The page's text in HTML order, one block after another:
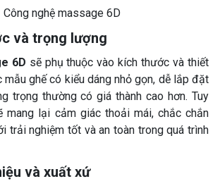
Công nghệ massage 6D
và trọng lượng
6D sẽ phụ thuộc vào kích thước và thiết
mẫu ghế có kiểu dáng nhỏ gọn, dễ lắp đặt
trọng thường có giá thành cao hơn. Tuy
mang lại cảm giác thoải mái, chắc chắn
trải nghiệm tốt và an toàn trong quá trình
và xuất xứ